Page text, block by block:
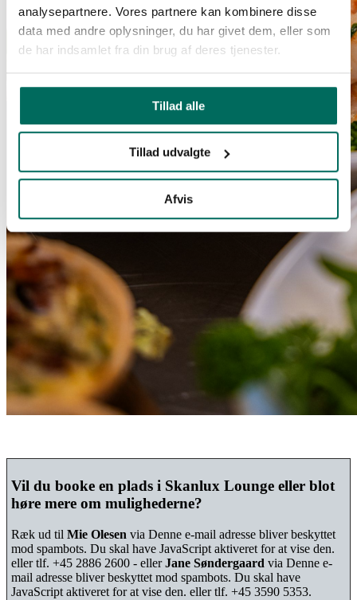
analysepartnere. Vores partnere kan kombinere disse
data med andre oplysninger, du har givet dem, eller som
de har indsamlet fra din brug af deres tjenester.
Tillad alle
Tillad udvalgte
Afvis
Vil du booke en plads i Skanlux Lounge eller blot
høre mere om mulighederne?
Ræk ud til Mie Olesen via Denne e-mail adresse bliver beskyttet
mod spambots. Du skal have JavaScript aktiveret for at vise den.
eller tlf. +45 2886 2600 - ellerJane Søndergaard via Denne e-
mail adresse bliver beskyttet mod spambots. Du skal have
JavaScript aktiveret for at vise den. eller tlf. +45 3590 5353.